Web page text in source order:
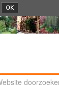
OK